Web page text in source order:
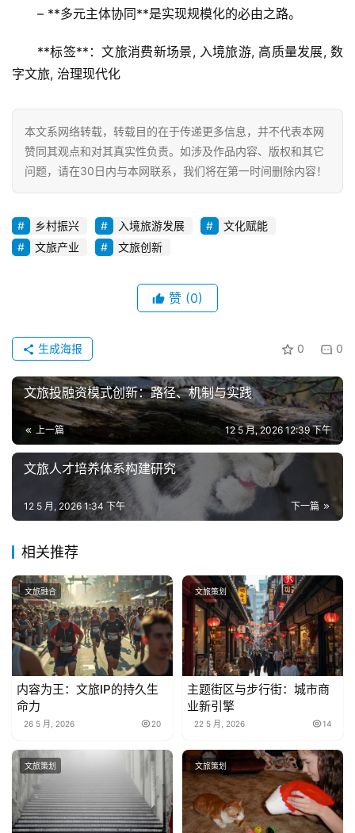
– **多元主体协同**是实现规模化的必由之路。
**标签**：文旅消费新场景, 入境旅游, 高质量发展, 数
字文旅, 治理现代化
本文系网络转载，转载目的在于传递更多信息，并不代表本网
赞同其观点和对其真实性负责。如涉及作品内容、版权和其它
问题，请在30日内与本网联系，我们将在第一时间删除内容！
乡村振兴 入境旅游发展
文化赋能
文旅产业
文旅创新
赞 (0)
0 0
生成海报
文旅投融资模式创新：路径、机制与实践
上一篇 12 5 月, 2026 12:39 下午
文旅人才培养体系构建研究
下一篇
12 5 月, 2026 1:34 下午
相关推荐
文旅融合
内容为王：文旅IP的持久生
命力
26 5 月, 2026 20
文旅策划
主题街区与步行街：城市商
业新引擎
22 5 月, 2026 14
文旅策划 文旅策划